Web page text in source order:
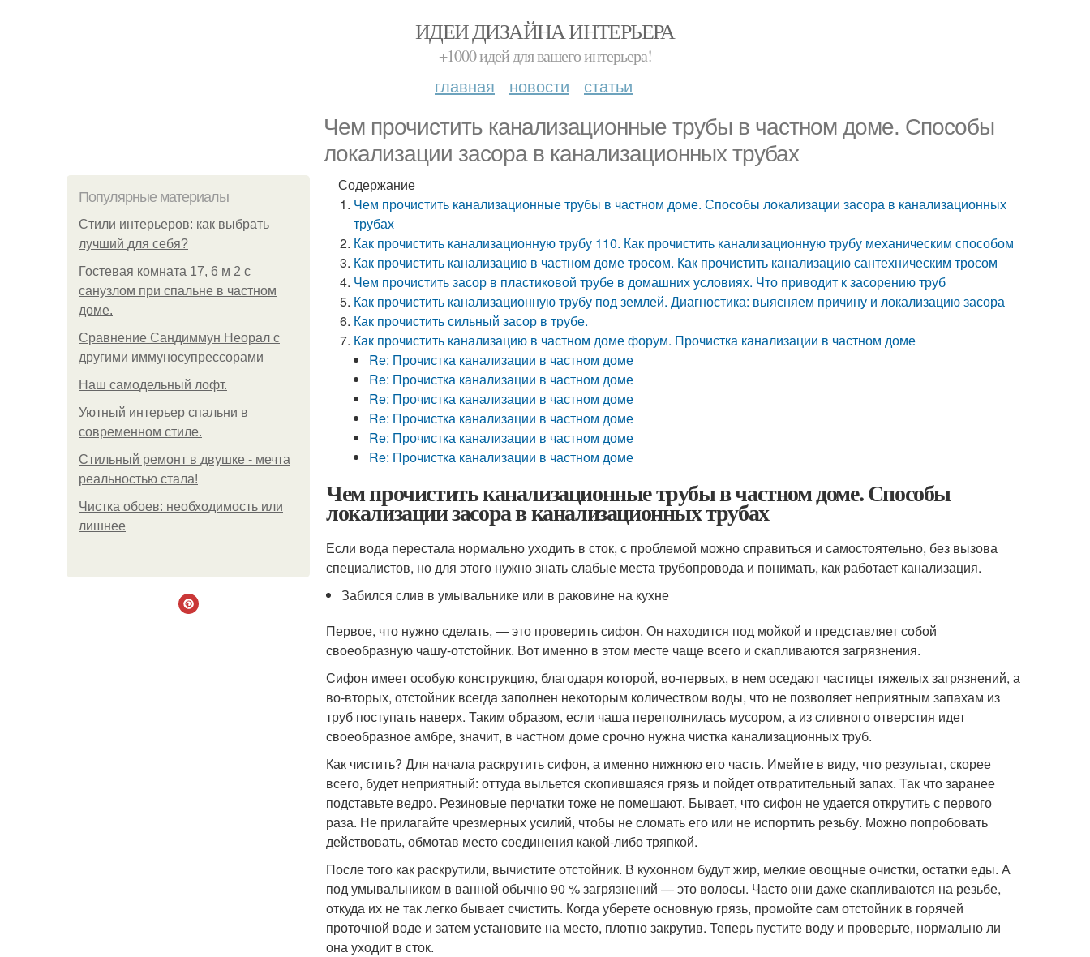
ИДЕИ ДИЗАЙНА ИНТЕРЬЕРА
+1000 идей для вашего интерьера!
главная новости статьи
Чем прочистить канализационные трубы в частном доме. Способы
локализации засора в канализационных трубах
Популярные материалы
Стили интерьеров: как выбрать
лучший для себя?
Гостевая комната 17, 6 м 2 с
санузлом при спальне в частном
доме.
Сравнение Сандиммун Неорал с
другими иммуносупрессорами
Наш самодельный лофт.
Уютный интерьер спальни в
современном стиле.
Стильный ремонт в двушке - мечта
реальностью стала!
Чистка обоев: необходимость или
лишнее
Содержание
Чем прочистить канализационные трубы в частном доме. Способы локализации засора в канализационных
трубах
Как прочистить канализационную трубу 110. Как прочистить канализационную трубу механическим способом
Как прочистить канализацию в частном доме тросом. Как прочистить канализацию сантехническим тросом
Чем прочистить засор в пластиковой трубе в домашних условиях. Что приводит к засорению труб
Как прочистить канализационную трубу под землей. Диагностика: выясняем причину и локализацию засора
Как прочистить сильный засор в трубе.
Как прочистить канализацию в частном доме форум. Прочистка канализации в частном доме
Re: Прочистка канализации в частном доме
Re: Прочистка канализации в частном доме
Re: Прочистка канализации в частном доме
Re: Прочистка канализации в частном доме
Re: Прочистка канализации в частном доме
Re: Прочистка канализации в частном доме
Чем прочистить канализационные трубы в частном доме. Способы
локализации засора в канализационных трубах
Если вода перестала нормально уходить в сток, с проблемой можно справиться и самостоятельно, без вызова
специалистов, но для этого нужно знать слабые места трубопровода и понимать, как работает канализация.
Забился слив в умывальнике или в раковине на кухне
Первое, что нужно сделать, — это проверить сифон. Он находится под мойкой и представляет собой
своеобразную чашу-отстойник. Вот именно в этом месте чаще всего и скапливаются загрязнения.
Сифон имеет особую конструкцию, благодаря которой, во-первых, в нем оседают частицы тяжелых загрязнений, а
во-вторых, отстойник всегда заполнен некоторым количеством воды, что не позволяет неприятным запахам из
труб поступать наверх. Таким образом, если чаша переполнилась мусором, а из сливного отверстия идет
своеобразное амбре, значит, в частном доме срочно нужна чистка канализационных труб.
Как чистить? Для начала раскрутить сифон, а именно нижнюю его часть. Имейте в виду, что результат, скорее
всего, будет неприятный: оттуда выльется скопившаяся грязь и пойдет отвратительный запах. Так что заранее
подставьте ведро. Резиновые перчатки тоже не помешают. Бывает, что сифон не удается открутить с первого
раза. Не прилагайте чрезмерных усилий, чтобы не сломать его или не испортить резьбу. Можно попробовать
действовать, обмотав место соединения какой-либо тряпкой.
После того как раскрутили, вычистите отстойник. В кухонном будут жир, мелкие овощные очистки, остатки еды. А
под умывальником в ванной обычно 90 % загрязнений — это волосы. Часто они даже скапливаются на резьбе,
откуда их не так легко бывает счистить. Когда уберете основную грязь, промойте сам отстойник в горячей
проточной воде и затем установите на место, плотно закрутив. Теперь пустите воду и проверьте, нормально ли
она уходит в сток.